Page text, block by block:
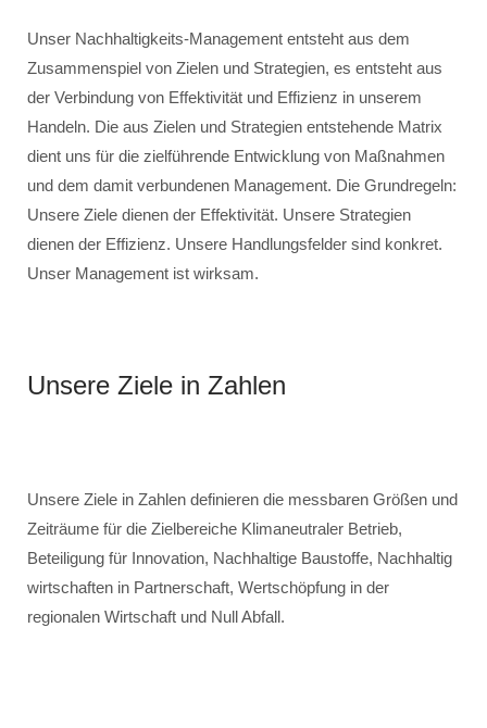
Unser Nachhaltigkeits-Management entsteht aus dem
Zusammenspiel von Zielen und Strategien, es entsteht aus
der Verbindung von Effektivität und Effizienz in unserem
Handeln. Die aus Zielen und Strategien entstehende Matrix
dient uns für die zielführende Entwicklung von Maßnahmen
und dem damit verbundenen Management. Die Grundregeln:
Unsere Ziele dienen der Effektivität. Unsere Strategien
dienen der Effizienz. Unsere Handlungsfelder sind konkret.
Unser Management ist wirksam.
Unsere Ziele in Zahlen
Unsere Ziele in Zahlen definieren die messbaren Größen und
Zeiträume für die Zielbereiche Klimaneutraler Betrieb,
Beteiligung für Innovation, Nachhaltige Baustoffe, Nachhaltig
wirtschaften in Partnerschaft, Wertschöpfung in der
regionalen Wirtschaft und Null Abfall.